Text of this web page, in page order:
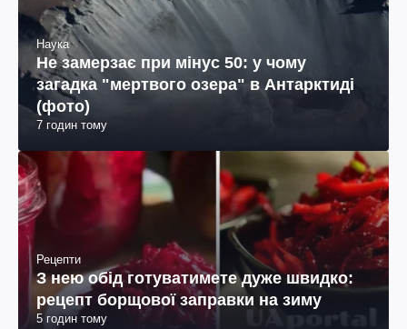
Наука
Не замерзає при мінус 50: у чому
загадка "мертвого озера" в Антарктиді
(фото)
7 годин тому
Рецепти
З нею обід готуватимете дуже швидко:
рецепт борщової заправки на зиму
5 годин тому